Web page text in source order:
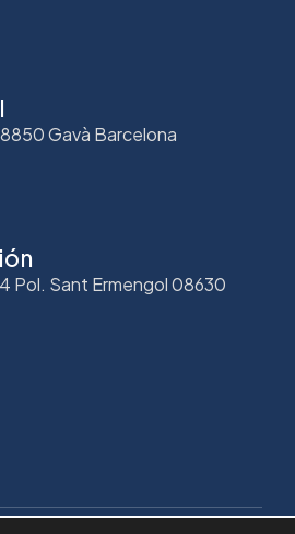
Gavà Barcelona
Pol. Sant Ermengol 08630